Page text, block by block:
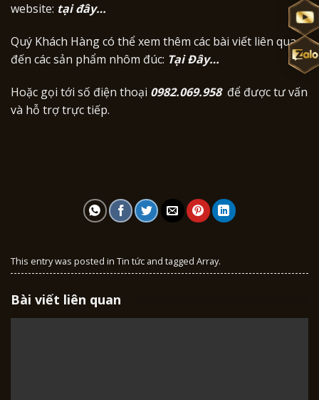
website: tại đây…
Quý Khách Hàng có thể xem thêm các bài viết liên qua
đến các sản phẩm nhôm đúc: Tại Đây…
Hoặc gọi tới số điện thoại 0982.069.958 để được tư vấn
và hỗ trợ trực tiếp.
This entry was posted in Tin tức and tagged Array.
Bài viết liên quan